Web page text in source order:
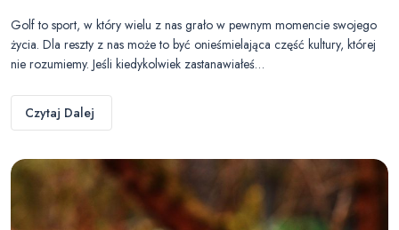
Golf to sport, w który wielu z nas grało w pewnym momencie swojego
życia. Dla reszty z nas może to być onieśmielająca część kultury, której
nie rozumiemy. Jeśli kiedykolwiek zastanawiałeś…
Czytaj Dalej